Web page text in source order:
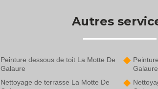
Autres
Peinture dessous de toit La Motte De
Galaure
Nettoyage de terrasse La Motte De
Galaure